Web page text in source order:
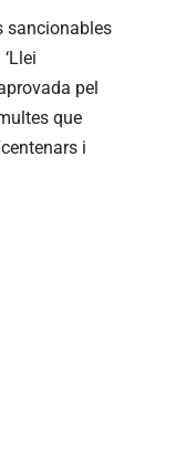
sancionables
pel
que
i